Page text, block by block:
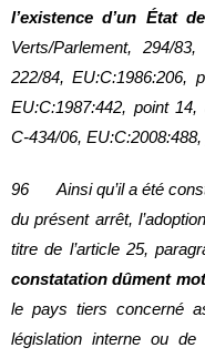
l’existence d’un État
Verts/Parlement, 294/
222/84, EU:C:1986:206,
EU:C:1987:442, point
C‑434/06,
96 Ainsi qu’il a été
du présent arrêt,
titre de l’article 25,
constatation dûment
le pays tiers concerné
législation interne ou de